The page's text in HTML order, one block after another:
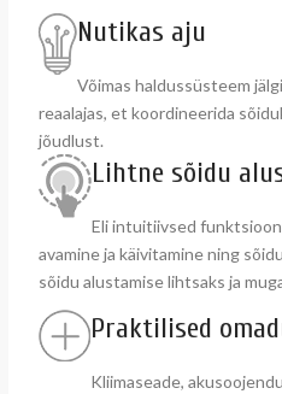
Nutikas aju
Võimas haldussüsteem
reaalajas, et koordineerida
jõudlust.
Lihtne sõidu
Eli intuitiivsed
avamine ja käivitamine ning
sõidu alustamise lihtsaks ja
Praktilised
Kliimaseade,